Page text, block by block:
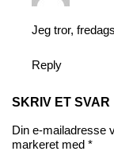
Jeg tror,
Reply
SKRIV ET SVAR
Din e-mailadresse
markeret med *